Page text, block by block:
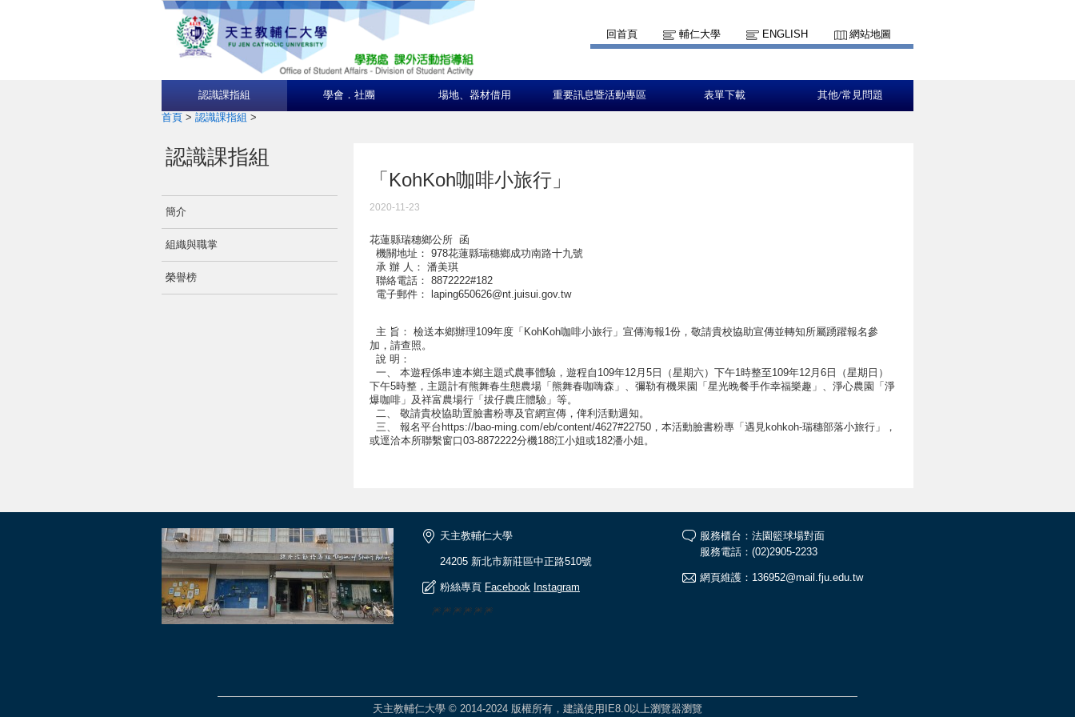
回首頁 輔仁大學 ENGLISH 網站地圖
認識課指組 學會．社團 場地、器材借用 重要訊息暨活動專區 表單下載 其他/常見問題
首頁 > 認識課指組 >
認識課指組
簡介
組織與職掌
榮譽榜
「KohKoh咖啡小旅行」
2020-11-23
花蓮縣瑞穗鄉公所 函
機關地址： 978花蓮縣瑞穗鄉成功南路十九號
承 辦 人： 潘美琪
聯絡電話： 8872222#182
電子郵件： laping650626@nt.juisui.gov.tw
主 旨： 檢送本鄉辦理109年度「KohKoh咖啡小旅行」宣傳海報1份，敬請貴校協助宣傳並轉知所屬踴躍報名參
加，請查照。
說 明：
一、 本遊程係串連本鄉主題式農事體驗，遊程自109年12月5日（星期六）下午1時整至109年12月6日（星期日）
下午5時整，主題計有熊舞春生態農場「熊舞春咖嗨森」、彌勒有機果園「星光晚餐手作幸福樂趣」、淨心農園「淨
爆咖啡」及祥富農場行「拔仔農庄體驗」等。
二、 敬請貴校協助置臉書粉專及官網宣傳，俾利活動週知。
三、 報名平台https://bao-ming.com/eb/content/4627#22750，本活動臉書粉專「遇見kohkoh-瑞穗部落小旅行」，
或逕洽本所聯繫窗口03-8872222分機188江小姐或182潘小姐。
天主教輔仁大學
24205 新北市新莊區中正路510號
粉絲專頁 Facebook Instagram
🎆🎆🎆🎆🎆🎆
服務櫃台：法園籃球場對面
服務電話：(02)2905-2233
網頁維護：136952@mail.fju.edu.tw
天主教輔仁大學 © 2014-2024 版權所有，建議使用IE8.0以上瀏覽器瀏覽